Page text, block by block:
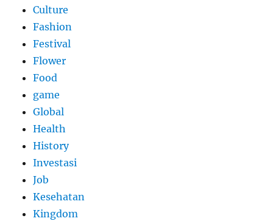
Culture
Fashion
Festival
Flower
Food
game
Global
Health
History
Investasi
Job
Kesehatan
Kingdom